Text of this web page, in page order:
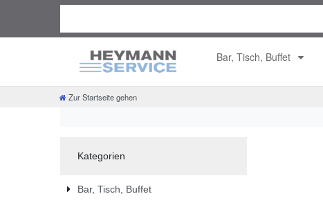
Bar, Tisch, Buffet
Zur Startseite gehen
Kategorien
Bar, Tisch, Buffet